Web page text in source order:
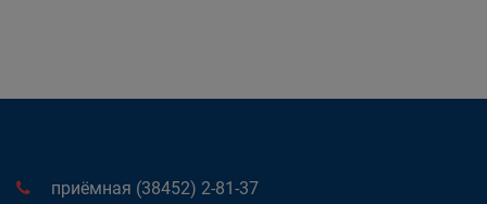
приёмная (38452) 2-81-37